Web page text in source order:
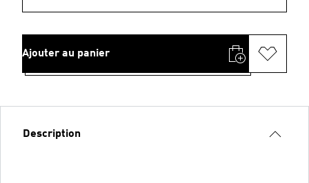
Ajouter au panier
Description